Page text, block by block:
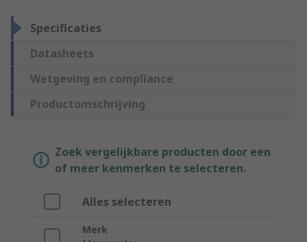
Specificaties
Datasheets
Wetgeving en compliance
Productomschrijving
Zoek vergelijkbare producten door een
of meer kenmerken te selecteren.
Alles selecteren
Merk